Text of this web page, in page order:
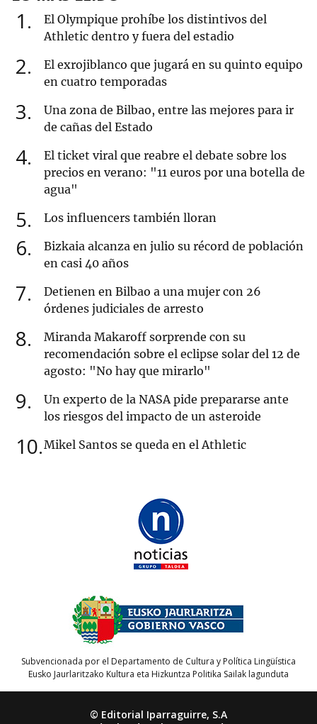
1
El Olympique prohíbe los distintivos del
Athletic dentro y fuera del estadio
2
El exrojiblanco que jugará en su quinto equipo
en cuatro temporadas
3
Una zona de Bilbao, entre las mejores para ir
de cañas del Estado
4
El ticket viral que reabre el debate sobre los
precios en verano: "11 euros por una botella de
agua"
5 Los influencers también lloran
6
Bizkaia alcanza en julio su récord de población
en casi 40 años
7
Detienen en Bilbao a una mujer con 26
órdenes judiciales de arresto
8
Miranda Makaroff sorprende con su
recomendación sobre el eclipse solar del 12 de
agosto: "No hay que mirarlo"
9
Un experto de la NASA pide prepararse ante
los riesgos del impacto de un asteroide
10 Mikel Santos se queda en el Athletic
Subvencionada por el Departamento de Cultura y Política Lingüística
Eusko Jaurlaritzako Kultura eta Hizkuntza Politika Sailak lagunduta
© Editorial Iparraguirre, S.A